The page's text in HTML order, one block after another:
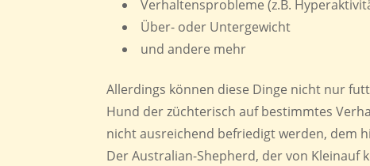
Verhaltensprobleme (z.B.
Über- oder Untergewicht
und andere mehr
Allerdings können diese Dinge nicht nur
Hund der züchterisch auf bestimmtes
nicht ausreichend befriedigt werden, dem
Der Australian-Shepherd, der von Kleinauf